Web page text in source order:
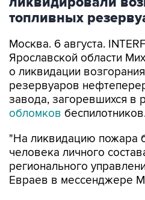
топливных
Москва. 6 августа.
Ярославской области
о ликвидации
резервуаров
завода, загоревшихся в
обломков
"На ликвидацию пожара
человека личного
регионального
Евраев в мессенджере